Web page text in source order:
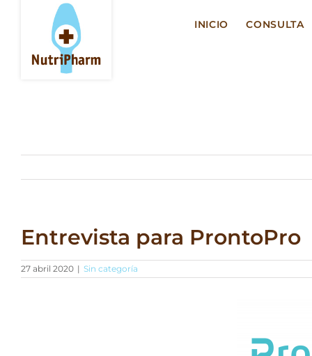
contenido
INICIO CONSULTA
Entrevista para ProntoPro
27 abril 2020 | Sin categoría